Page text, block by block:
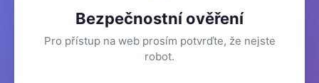
Bezpečnostní ověření
Pro přístup na web prosím potvrďte, že nejste
robot.